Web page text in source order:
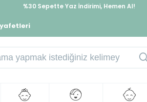
%30 Sepette Yaz İndirimi, Hemen Al!